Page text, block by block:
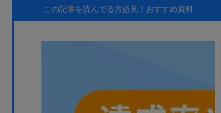
資料ダウンロード
無料デモを見る
この記事を読んでる方必見！ おすすめ資料